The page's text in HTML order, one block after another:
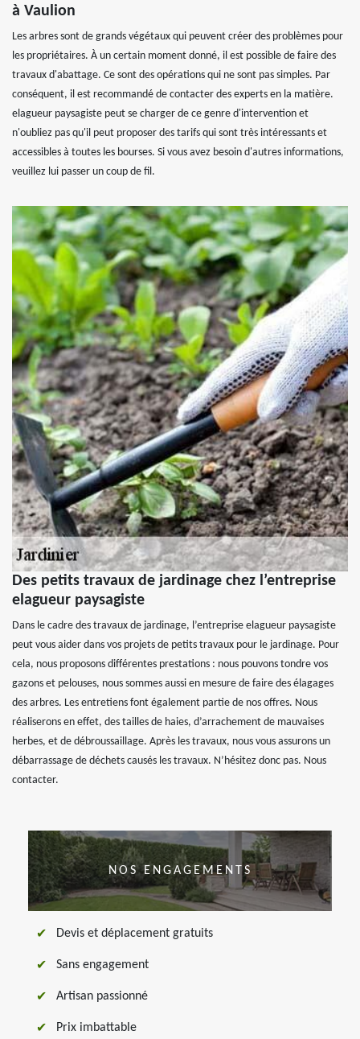
à Vaulion
Les arbres sont de grands végétaux qui peuvent créer des problèmes pour
les propriétaires. À un certain moment donné, il est possible de faire des
travaux d'abattage. Ce sont des opérations qui ne sont pas simples. Par
conséquent, il est recommandé de contacter des experts en la matière.
elagueur paysagiste peut se charger de ce genre d'intervention et
n'oubliez pas qu'il peut proposer des tarifs qui sont très intéressants et
accessibles à toutes les bourses. Si vous avez besoin d'autres informations,
veuillez lui passer un coup de fil.
Des petits travaux de jardinage chez l’entreprise
elagueur paysagiste
Dans le cadre des travaux de jardinage, l’entreprise elagueur paysagiste
peut vous aider dans vos projets de petits travaux pour le jardinage. Pour
cela, nous proposons différentes prestations : nous pouvons tondre vos
gazons et pelouses, nous sommes aussi en mesure de faire des élagages
des arbres. Les entretiens font également partie de nos offres. Nous
réaliserons en effet, des tailles de haies, d’arrachement de mauvaises
herbes, et de débroussaillage. Après les travaux, nous vous assurons un
débarrassage de déchets causés les travaux. N’hésitez donc pas. Nous
contacter.
NOS ENGAGEMENTS
Devis et déplacement gratuits
Sans engagement
Artisan passionné
Prix imbattable